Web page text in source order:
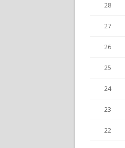
28
27
26
25
24
23
22